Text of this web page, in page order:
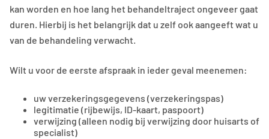
kan worden en hoe lang het behandeltraject ongeveer gaat
duren. Hierbij is het belangrijk dat u zelf ook aangeeft wat u
van de behandeling verwacht.
Wilt u voor de eerste afspraak in ieder geval meenemen:
uw verzekeringsgegevens (verzekeringspas)
legitimatie (rijbewijs, ID-kaart, paspoort)
verwijzing (alleen nodig bij verwijzing door huisarts of
specialist)